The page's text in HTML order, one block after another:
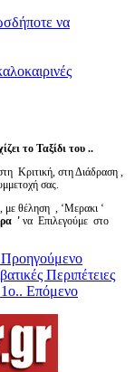
να
το Ταξίδι του ..
Κριτική, στη Διάδραση ,
σας.
με θέληση , ‘Μερακι ‘
' να Επιλεγούμε στο
Προηγούμενο
Περιπέτειες
Επόμενο